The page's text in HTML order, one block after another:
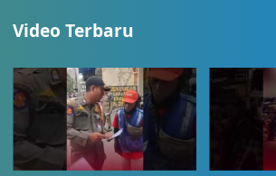
Video Terbaru